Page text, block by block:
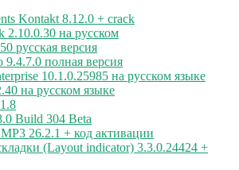
Kontakt 8.12.0 + crack
2.10.0.30 на русском
русская версия
9.4.7.0 полная версия
10.1.0.25985 на русском языке
на русском языке
Build 304 Beta
26.2.1 + код активации
(Layout indicator) 3.3.0.24424 +